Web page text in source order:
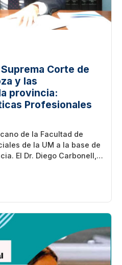
Corte de
y las
provincia:
Profesionales
de la Facultad de
de la UM a la base de
El Dr. Diego Carbonell,…